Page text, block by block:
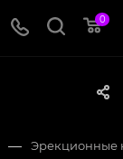
0
— Эрекционные